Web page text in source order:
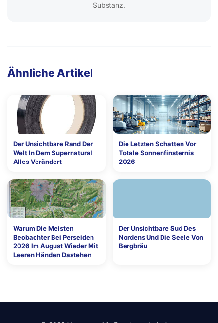
Substanz.
Ähnliche Artikel
Der Unsichtbare Rand Der
Welt In Dem Supernatural
Alles Verändert
Die Letzten Schatten Vor
Totale Sonnenfinsternis
2026
Warum Die Meisten
Beobachter Bei Perseiden
2026 Im August Wieder Mit
Leeren Händen Dastehen
Der Unsichtbare Sud Des
Nordens Und Die Seele Von
Bergbräu